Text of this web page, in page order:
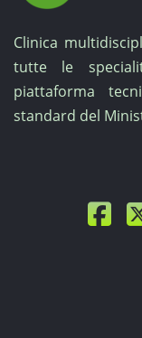
Clinica
tutte le
piattaforma
standard del